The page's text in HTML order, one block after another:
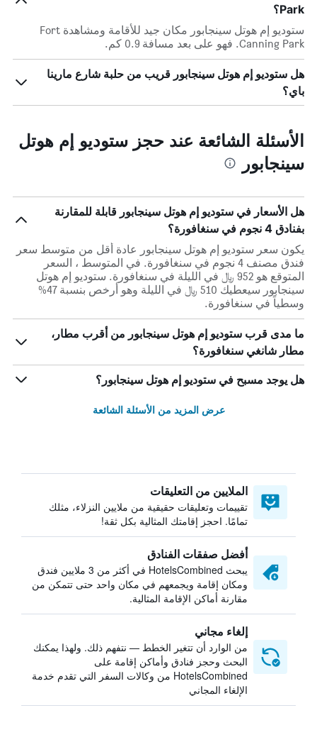
Park؟
ستوديو إم هوتل سينجابور مكان جيد للأقامة ومشاهدة Fort
Canning Park. فهو على بعد مسافة 0.9 كم.
هل ستوديو إم هوتل سينجابور قريب من حلبة شارع مارينا
باي؟
الأسئلة الشائعة عند حجز ستوديو إم هوتل
سينجابور
هل الأسعار في ستوديو إم هوتل سينجابور قابلة للمقارنة
بفنادق 4 نجوم في سنغافورة؟
يكون سعر ستوديو إم هوتل سينجابور عادة أقل من متوسط ​​سعر
فندق مصنف 4 نجوم في سنغافورة. في المتوسط ، السعر
المتوقع هو 952 ﷼ في الليلة في سنغافورة. ستوديو إم هوتل
سينجابور سيعطيك 510 ﷼ في الليلة وهو أرخص بنسبة 47%
وسطياً في سنغافورة.
ما مدى قرب ستوديو إم هوتل سينجابور من أقرب مطار،
مطار شانغي سنغافورة؟
هل يوجد مسبح في ستوديو إم هوتل سينجابور؟
عرض المزيد من الأسئلة الشائعة
الملايين من التعليقات
تقييمات وتعليقات حقيقية من ملايين النزلاء، مثلك
تمامًا. احجز إقامتك المثالية بكل ثقة!
أفضل صفقات الفنادق
يبحث HotelsCombined في أكثر من 3 ملايين فندق
ومكان إقامة ويجمعهم في مكان واحد حتى تتمكن من
مقارنة أماكن الإقامة المثالية.
إلغاء مجاني
من الوارد أن تتغير الخطط — نتفهم ذلك. ولهذا يمكنك
البحث وحجز فنادق وأماكن إقامة على
HotelsCombined من وكالات السفر التي تقدم خدمة
الإلغاء المجاني